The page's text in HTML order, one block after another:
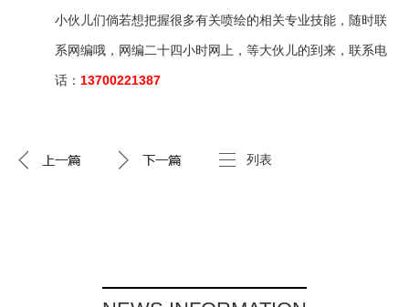
小伙儿们倘若想把握很多有关喷绘的相关专业技能，随时联
系网编哦，网编二十四小时网上，等大伙儿的到来，联系电
话： 13700221387
列表